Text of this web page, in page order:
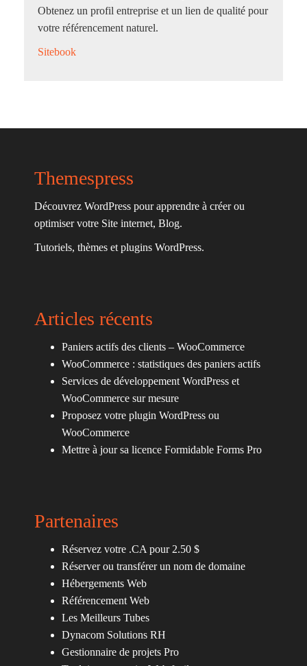
Obtenez un profil entreprise et un lien de qualité pour
votre référencement naturel.
Sitebook
Themespress
Découvrez WordPress pour apprendre à créer ou
optimiser votre Site internet, Blog.
Tutoriels, thèmes et plugins WordPress.
Articles récents
Paniers actifs des clients – WooCommerce
WooCommerce : statistiques des paniers actifs
Services de développement WordPress et
WooCommerce sur mesure
Proposez votre plugin WordPress ou
WooCommerce
Mettre à jour sa licence Formidable Forms Pro
Partenaires
Réservez votre .CA pour 2.50 $
Réserver ou transférer un nom de domaine
Hébergements Web
Référencement Web
Les Meilleurs Tubes
Dynacom Solutions RH
Gestionnaire de projets Pro